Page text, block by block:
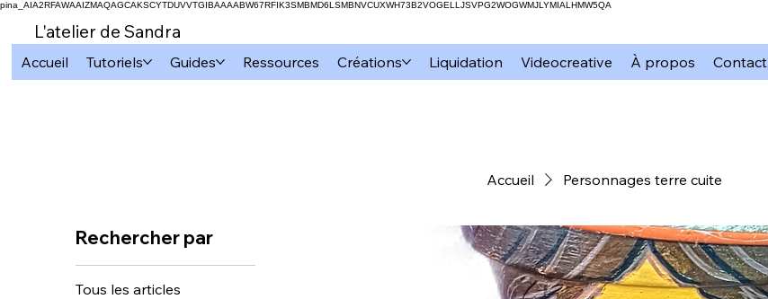
pina_AIA2RFAWAAIZMAQAGCAKSCYTDUVVTGIBAAAABW67RFIK3SMBMD6LSMBNVCUXWH73B2VOGELLJSVPG2WOGWMJLYMIALHMW5QA
L'atelier de Sandra
Accueil Tutoriels Guides Ressources Créations Liquidation Videocreative À propos Contact
Accueil Personnages terre cuite
Rechercher par
Tous les articles